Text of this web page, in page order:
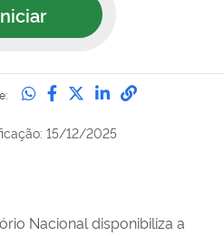
Compartilhe no
Compartilhe no
Compartilhe no
Compartilhe
15/12/2025
Nacional disponibiliza a